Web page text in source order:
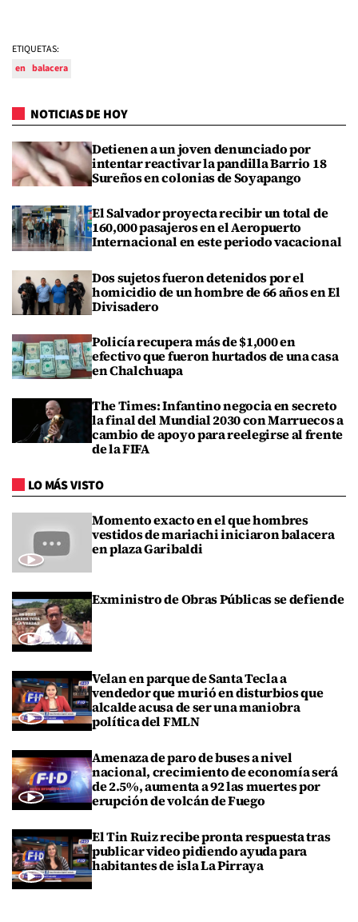
ETIQUETAS:
en balacera
NOTICIAS DE HOY
Detienen a un joven denunciado por
intentar reactivar la pandilla Barrio 18
Sureños en colonias de Soyapango
El Salvador proyecta recibir un total de
160,000 pasajeros en el Aeropuerto
Internacional en este periodo vacacional
Dos sujetos fueron detenidos por el
homicidio de un hombre de 66 años en El
Divisadero
Policía recupera más de $1,000 en
efectivo que fueron hurtados de una casa
en Chalchuapa
The Times: Infantino negocia en secreto
la final del Mundial 2030 con Marruecos a
cambio de apoyo para reelegirse al frente
de la FIFA
LO MÁS VISTO
Momento exacto en el que hombres
vestidos de mariachi iniciaron balacera
en plaza Garibaldi
Exministro de Obras Públicas se defiende
Velan en parque de Santa Tecla a
vendedor que murió en disturbios que
alcalde acusa de ser una maniobra
política del FMLN
Amenaza de paro de buses a nivel
nacional, crecimiento de economía será
de 2.5%, aumenta a 92 las muertes por
erupción de volcán de Fuego
El Tin Ruiz recibe pronta respuesta tras
publicar video pidiendo ayuda para
habitantes de isla La Pirraya